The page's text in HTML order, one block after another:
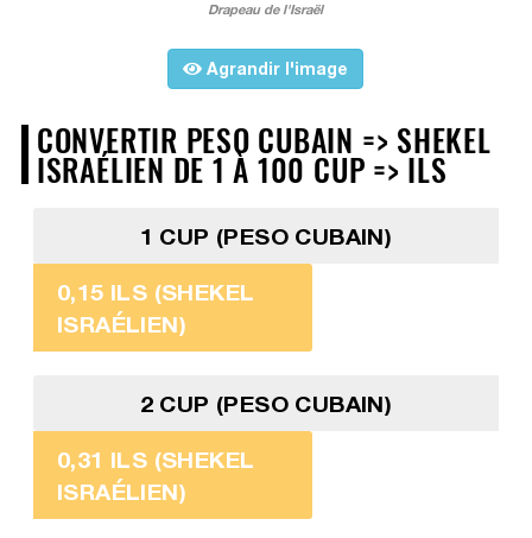
Drapeau de l'Israël
Agrandir l'image
CONVERTIR PESO CUBAIN => SHEKEL
ISRAÉLIEN DE 1 À 100 CUP => ILS
1 CUP (PESO CUBAIN)
0,15 ILS (SHEKEL
ISRAÉLIEN)
2 CUP (PESO CUBAIN)
0,31 ILS (SHEKEL
ISRAÉLIEN)